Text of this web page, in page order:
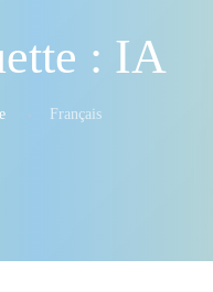
: IA
Français